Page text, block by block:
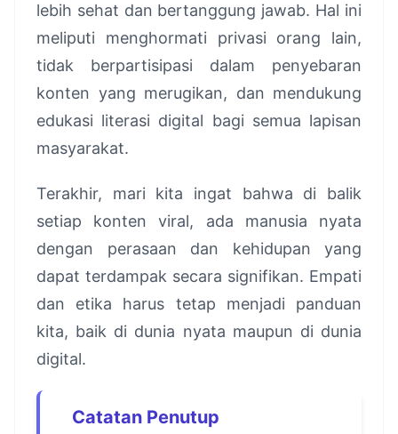
lebih sehat dan bertanggung jawab. Hal ini
meliputi menghormati privasi orang lain,
tidak berpartisipasi dalam penyebaran
konten yang merugikan, dan mendukung
edukasi literasi digital bagi semua lapisan
masyarakat.
Terakhir, mari kita ingat bahwa di balik
setiap konten viral, ada manusia nyata
dengan perasaan dan kehidupan yang
dapat terdampak secara signifikan. Empati
dan etika harus tetap menjadi panduan
kita, baik di dunia nyata maupun di dunia
digital.
Catatan Penutup